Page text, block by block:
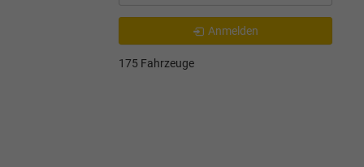
Anmelden
175 Fahrzeuge